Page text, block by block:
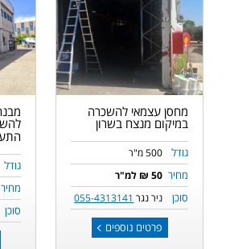
מחסן עצמאי להשכרה
במיקום מנצח בשרון
גודל 500 מ"ר
מחיר 50 ₪ למ"ר
סוכן ניר נגר 055-4313141
פרטים נוספים
גודל
מחיר
סוכן